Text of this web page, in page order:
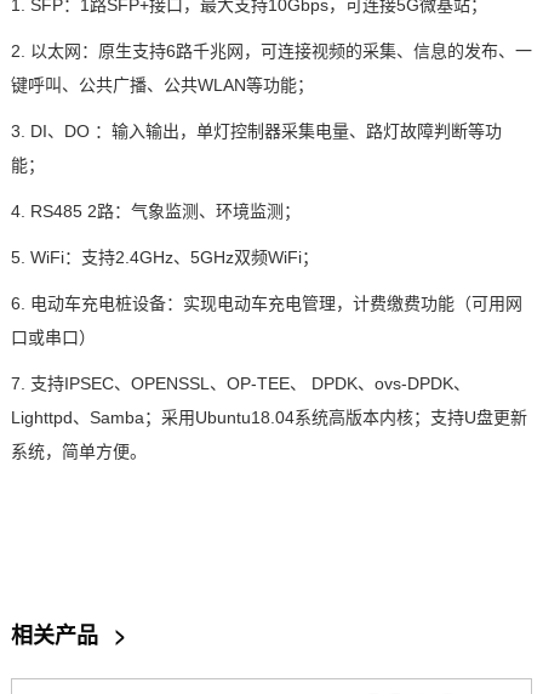
1. SFP：1路SFP+接口，最大支持10Gbps，可连接5G微基站；
2. 以太网：原生支持6路千兆网，可连接视频的采集、信息的发布、一
键呼叫、公共广播、公共WLAN等功能；
3. DI、DO ：输入输出，单灯控制器采集电量、路灯故障判断等功
能；
4. RS485 2路：气象监测、环境监测；
5. WiFi：支持2.4GHz、5GHz双频WiFi；
6. 电动车充电桩设备：实现电动车充电管理，计费缴费功能（可用网
口或串口）
7. 支持IPSEC、OPENSSL、OP-TEE、 DPDK、 ovs-DPDK、
Lighttpd、Samba； 采用Ubuntu18.04系统高版本内核；支持U盘更新
系统，简单方便。
相关产品 >